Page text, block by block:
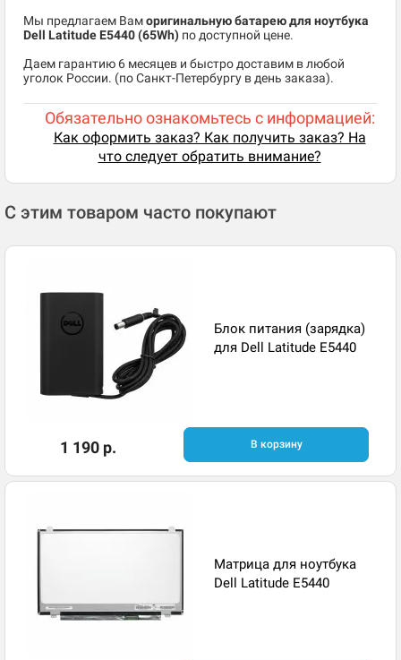
Мы предлагаем Ваморигинальную батарею для ноутбука
Dell Latitude E5440 (65Wh) по доступной цене.
Даем гарантию 6 месяцев и быстро доставим в любой
уголок России. (по Санкт-Петербургу в день заказа).
Обязательно ознакомьтесь с информацией:
Как оформить заказ? Как получить заказ? На
что следует обратить внимание?
С этим товаром часто покупают
Блок питания (зарядка)
для Dell Latitude E5440
1 190 р. В корзину
Матрица для ноутбука
Dell Latitude E5440